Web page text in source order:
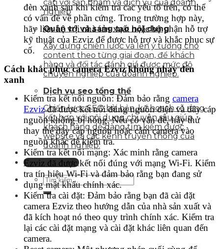
cận với sản phẩm và dịch vụ của doanh
nghiệp
Quản trị và sáng tạo nội dung
Xây dựng chiến lược và lên ý tưởng cho
content theo từng giai đoạn, để khách
hàng và đối tác đánh giá được mức độ
chuyên nghiệp của doanh nghiệp.
Dịch vụ seo tổng thể
Chiến lược SEO bài bản, kế hoạch rõ ràng
kết hợp với nội dung chuyên sâu giúp
khách hàng dễ dàng tìm kiếm được
website và các kênh truyền thông của
doanh nghiệp.
Liên hệ tư vấn
đèn xanh sau khi kiểm tra các yếu tố trên, có thể
có vấn đề về phần cứng. Trong trường hợp này,
hãy liên hệ với nhà sản xuất hoặc bộ phận hỗ trợ
kỹ thuật của Ezviz để được hỗ trợ và khắc phục sự
cố.
Cách khắc phục camera Ezviz không nháy đèn
xanh
Kiểm tra kết nối nguồn: Đảm bảo rằng camera
Ezvizđã được kết nối đúng nguồn điện và dây cáp
nguồn không bị hỏng. Nếu có vấn đề, hãy thử
thay thế dây cáp nguồn hoặc cắm camera vào
nguồn khác để kiểm tra.
Kiểm tra kết nối mạng: Xác minh rằng camera
Ezviz đã được kết nối đúng với mạng Wi-Fi. Kiểm
tra tín hiệu Wi-Fi và đảm bảo rằng bạn đang sử
dụng mật khẩu chính xác.
Kiểm tra cài đặt: Đảm bảo rằng bạn đã cài đặt
camera Ezviz theo hướng dẫn của nhà sản xuất và
đã kích hoạt nó theo quy trình chính xác. Kiểm tra
lại các cài đặt mạng và cài đặt khác liên quan đến
camera.